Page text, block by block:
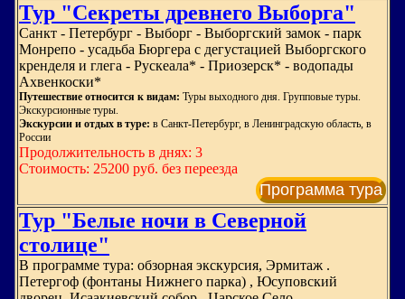
Тур "Секреты древнего Выборга"
Санкт - Петербург - Выборг - Выборгский замок - парк
Монрепо - усадьба Бюргера с дегустацией Выборгского
кренделя и глега - Рускеала* - Приозерск* - водопады
Ахвенкоски*
Путешествие относится к видам: Туры выходного дня. Групповые туры.
Экскурсионные туры.
Экскурсии и отдых в туре: в Санкт-Петербург, в Ленинградскую область, в
России
Продолжительность в днях: 3
Стоимость: 25200 руб. без переезда
Программа тура
Тур "Белые ночи в Северной
столице"
В программе тура: обзорная экскурсия, Эрмитаж .
Петергоф (фонтаны Нижнего парка) , Юсуповский